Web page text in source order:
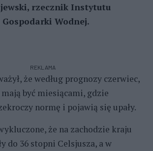
rzecznik Instytutu
Wodnej.
REKLAMA
że według prognozy czerwiec,
być miesiącami, gdzie
normę i pojawią się upały.
że na zachodzie kraju
do 36 stopni Celsjusza, a w